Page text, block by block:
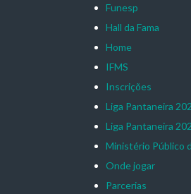
Funesp
Hall da Fama
Home
IFMS
Inscrições
Liga Pantaneira
Liga Pantaneira
Ministério Público
Onde jogar
Parcerias